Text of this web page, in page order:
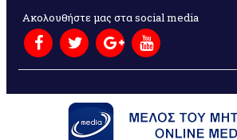
Ακολουθήστε μας στα social media